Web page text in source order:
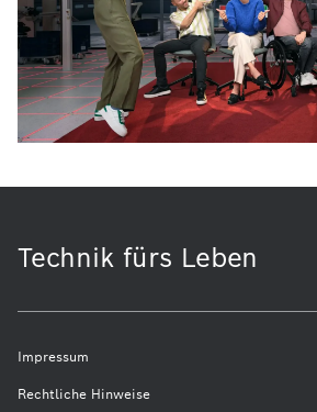
Technik fürs Leben
Impressum
Rechtliche Hinweise